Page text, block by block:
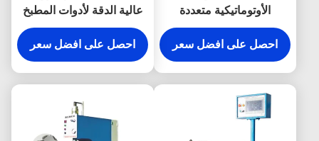
الأوتوماتيكية متعددة
المحطات للوحة تسخين
طباخ الأرز
احصل على افضل سعر
عالية الدقة لأدوات المطبخ
احصل على افضل سعر